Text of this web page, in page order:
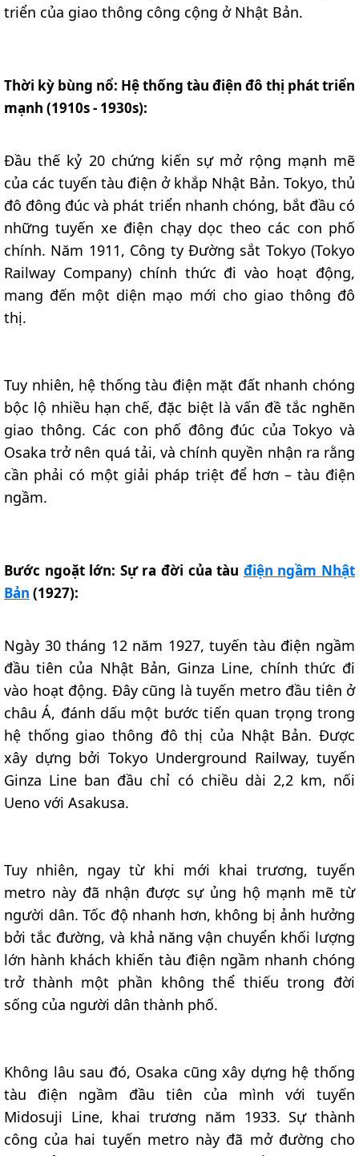
triển của giao thông công cộng ở Nhật Bản.
Thời kỳ bùng nổ: Hệ thống tàu điện đô thị phát triển
mạnh (1910s - 1930s):
Đầu thế kỷ 20 chứng kiến sự mở rộng mạnh mẽ
của các tuyến tàu điện ở khắp Nhật Bản. Tokyo, thủ
đô đông đúc và phát triển nhanh chóng, bắt đầu có
những tuyến xe điện chạy dọc theo các con phố
chính. Năm 1911, Công ty Đường sắt Tokyo (Tokyo
Railway Company) chính thức đi vào hoạt động,
mang đến một diện mạo mới cho giao thông đô
thị.
Tuy nhiên, hệ thống tàu điện mặt đất nhanh chóng
bộc lộ nhiều hạn chế, đặc biệt là vấn đề tắc nghẽn
giao thông. Các con phố đông đúc của Tokyo và
Osaka trở nên quá tải, và chính quyền nhận ra rằng
cần phải có một giải pháp triệt để hơn – tàu điện
ngầm.
Bước ngoặt lớn: Sự ra đời của tàu điện ngầm Nhật
Bản (1927):
Ngày 30 tháng 12 năm 1927, tuyến tàu điện ngầm
đầu tiên của Nhật Bản, Ginza Line, chính thức đi
vào hoạt động. Đây cũng là tuyến metro đầu tiên ở
châu Á, đánh dấu một bước tiến quan trọng trong
hệ thống giao thông đô thị của Nhật Bản. Được
xây dựng bởi Tokyo Underground Railway, tuyến
Ginza Line ban đầu chỉ có chiều dài 2,2 km, nối
Ueno với Asakusa.
Tuy nhiên, ngay từ khi mới khai trương, tuyến
metro này đã nhận được sự ủng hộ mạnh mẽ từ
người dân. Tốc độ nhanh hơn, không bị ảnh hưởng
bởi tắc đường, và khả năng vận chuyển khối lượng
lớn hành khách khiến tàu điện ngầm nhanh chóng
trở thành một phần không thể thiếu trong đời
sống của người dân thành phố.
Không lâu sau đó, Osaka cũng xây dựng hệ thống
tàu điện ngầm đầu tiên của mình với tuyến
Midosuji Line, khai trương năm 1933. Sự thành
công của hai tuyến metro này đã mở đường cho